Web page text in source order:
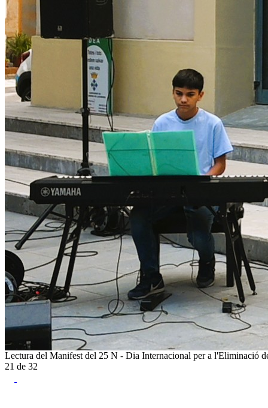
Lectura del Manifest del 25 N - Dia Internacional per a l'Eliminació
21 de 32